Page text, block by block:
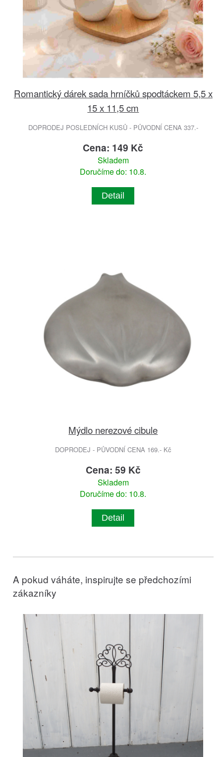
Romantický dárek sada hrníčků spodtáckem 5,5 x
15 x 11,5 cm
DOPRODEJ POSLEDNÍCH KUSŮ - PŮVODNÍ CENA 337.-
Cena: 149 Kč
Skladem
Doručíme do: 10.8.
Detail
Mýdlo nerezové cibule
DOPRODEJ - PŮVODNÍ CENA 169.- Kč
Cena: 59 Kč
Skladem
Doručíme do: 10.8.
Detail
A pokud váháte, inspirujte se předchozími
zákazníky